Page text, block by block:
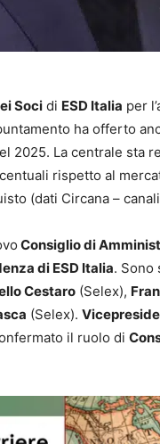
Soci di ESD Italia per
ha offerto
2025. La centrale sta
rispetto al
(dati Circana –
Consiglio di
di ESD Italia. Sono
Cestaro (Selex),
(Selex).
il ruolo di